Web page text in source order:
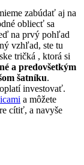
zabúdať aj na
obliecť sa
na prvý pohľad
vzhľad, ste tu
tričká , ktorá si
a predovšetkým
šatníku.
investovať.
a môžete
cítiť, a navyše